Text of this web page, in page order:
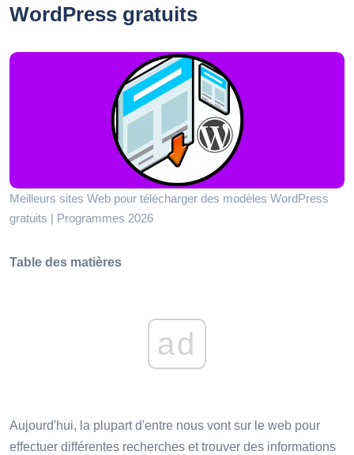
WordPress gratuits
Meilleurs sites Web pour télécharger des modèles WordPress
gratuits | Programmes 2026
Table des matières
ad
Aujourd'hui, la plupart d'entre nous vont sur le web pour
effectuer différentes recherches et trouver des informations